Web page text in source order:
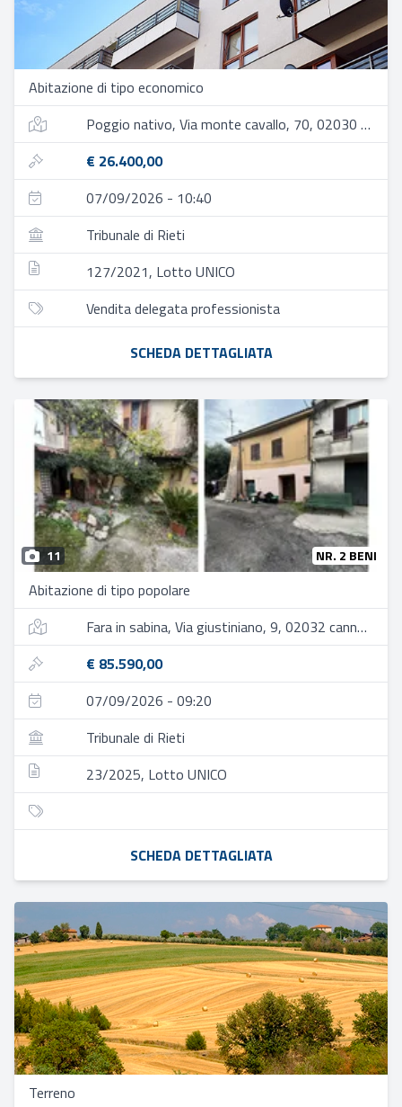
Abitazione di tipo economico
Poggio nativo, Via monte cavallo, 70, 02030 monte santa maria ri, italia
€ 26.400,00
07/09/2026 - 10:40
Tribunale di Rieti
127/2021, Lotto UNICO
Vendita delegata professionista
SCHEDA DETTAGLIATA
11 NR. 2 BENI
Abitazione di tipo popolare
Fara in sabina, Via giustiniano, 9, 02032 canneto ri, italia
€ 85.590,00
07/09/2026 - 09:20
Tribunale di Rieti
23/2025, Lotto UNICO
SCHEDA DETTAGLIATA
Terreno